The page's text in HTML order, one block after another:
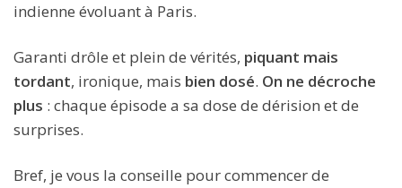
indienne évoluant à Paris.
Garanti drôle et plein de vérités, piquant mais
tordant, ironique, mais bien dosé. On ne décroche
plus : chaque épisode a sa dose de dérision et de
surprises.
Bref, je vous la conseille pour commencer de